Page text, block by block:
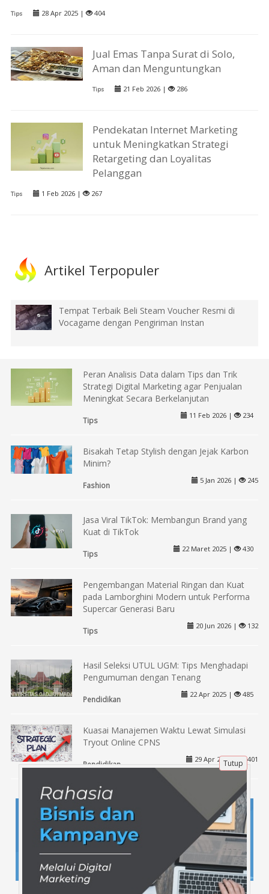
Tips 28 Apr 2025 | 404
Jual Emas Tanpa Surat di Solo,
Aman dan Menguntungkan
Tips 21 Feb 2026 | 286
Pendekatan Internet Marketing
untuk Meningkatkan Strategi
Retargeting dan Loyalitas
Pelanggan
Tips 1 Feb 2026 | 267
Artikel Terpopuler
Tempat Terbaik Beli Steam Voucher Resmi di
Vocagame dengan Pengiriman Instan
Peran Analisis Data dalam Tips dan Trik
Strategi Digital Marketing agar Penjualan
Meningkat Secara Berkelanjutan
Tips
11 Feb 2026 | 234
Bisakah Tetap Stylish dengan Jejak Karbon
Minim?
Fashion
5 Jan 2026 | 245
Jasa Viral TikTok: Membangun Brand yang
Kuat di TikTok
Tips
22 Maret 2025 | 430
Pengembangan Material Ringan dan Kuat
pada Lamborghini Modern untuk Performa
Supercar Generasi Baru
Tips
20 Jun 2026 | 132
Hasil Seleksi UTUL UGM: Tips Menghadapi
Pengumuman dengan Tenang
Pendidikan
22 Apr 2025 | 485
Kuasai Manajemen Waktu Lewat Simulasi
Tryout Online CPNS
Pendidikan
29 Apr 2025 | 401
Tutup